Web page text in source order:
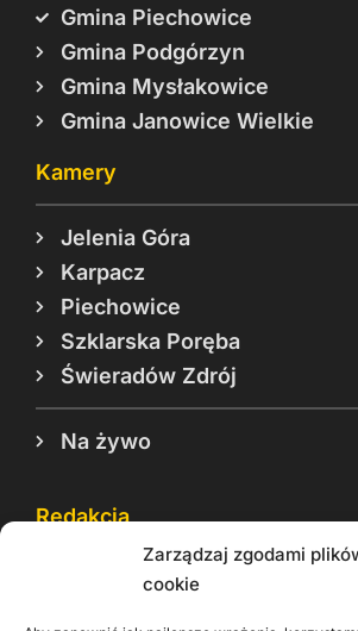
Zarządzaj zgodami
cookie
Gmina Piechowice
Gmina Podgórzyn
Gmina Mysłakowice
Gmina Janowice Wielkie
Kamery
Jelenia Góra
Karpacz
Piechowice
Szklarska Poręba
Świeradów Zdrój
Na żywo
Redakcja
Reklama